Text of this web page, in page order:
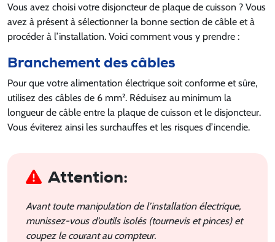
Vous avez choisi votre disjoncteur de plaque de cuisson ? Vous
avez à présent à sélectionner la bonne section de câble et à
procéder à l’installation. Voici comment vous y prendre :
Branchement des câbles
Pour que votre alimentation électrique soit conforme et sûre,
utilisez des câbles de 6 mm². Réduisez au minimum la
longueur de câble entre la plaque de cuisson et le disjoncteur.
Vous éviterez ainsi les surchauffes et les risques d’incendie.
Attention:
Avant toute manipulation de l’installation électrique,
munissez-vous d’outils isolés (tournevis et pinces) et
coupez le courant au compteur.